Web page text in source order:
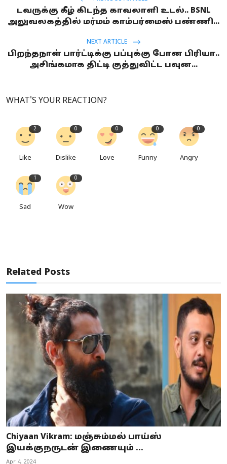
டவருக்கு கீழ் கிடந்த காவலாளி உடல்.. BSNL
அலுவலகத்தில் மர்மம் காம்பர்மைஸ் பண்ணி...
NEXT ARTICLE
பிறந்தநாள் பார்ட்டிக்கு பப்புக்கு போன பிரியா..
அசிங்கமாக திட்டி குத்துவிட்ட பவுன...
WHAT'S YOUR REACTION?
2
Like
0
Dislike
0
Love
0
Funny
0
Angry
1
Sad
0
Wow
Related Posts
Chiyaan Vikram: மஞ்சும்மல் பாய்ஸ்
இயக்குநருடன் இணையும் ...
Apr 4, 2024